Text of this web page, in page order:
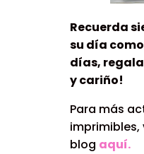
Recuerda
su día
días,
y cariño!
Para más
blog aquí.